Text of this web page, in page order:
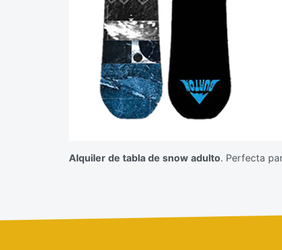
Alquiler de tabla de snow adulto. Perfecta